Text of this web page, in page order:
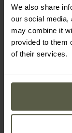
We also share
our social media,
may combine it
provided to them
of their services.
Mechanix Wear -